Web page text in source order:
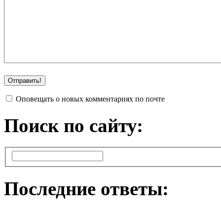
Оповещать о новых комментариях по почте
Поиск по сайту:
Последние ответы: